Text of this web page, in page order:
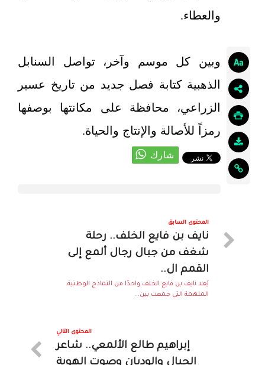
والعطاء.
وبين كل موسم وآخر، تواصل السنابل
الذهبية كتابة فصل جديد من تاريخ عسير
الزراعي، محافظة على مكانتها بوصفها
رمزاً للأصالة والإنتاج والحياة.
المحتوى السابق
نايف بن فايع الخلف.. رحلة
شغف من جبال رجال ألمع إلى
القمم ال..
يُعد نايف بن فايع الخلف واحدًا من النماذج الوطنية
الملهمة التي جمعت بين...
المحتوى التالي
إبراهيم طالع الألمعي.. شاعر